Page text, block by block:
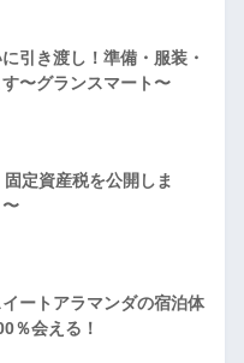
引き渡し！準備・服装・
〜グランスマート〜
固定資産税を公開しま
ートアラマンダの宿泊体
％会える！